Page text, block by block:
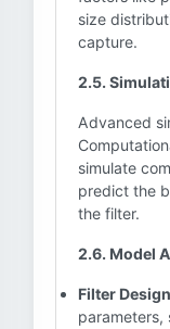
size
capture.
2.5.
Advanced
simulate
predict the
the filter.
2.6. Model
Filter
parameters,